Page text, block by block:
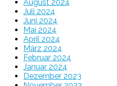
August 2024
Juli 2024
Juni 2024
Mai 2024
April 2024
März 2024
Februar 2024
Januar 2024
Dezember 2023